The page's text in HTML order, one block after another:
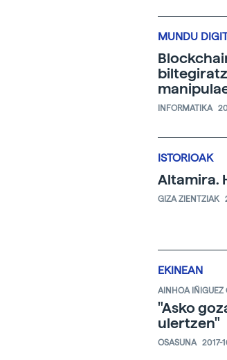
MUNDU
INFORMATIKA
ISTORIOAK
Altamira.
GIZA ZIENTZIAK
EKINEAN
AINHOA IÑIGUEZ
"Asko
ulertzen"
OSASUNA 2017-